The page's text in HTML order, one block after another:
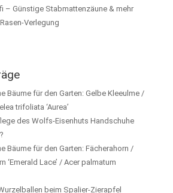
– Günstige Stabmattenzäune & mehr
Verlegung
Bäume für den Garten: Gelbe Kleeulme /
trifoliata ‘Aurea’
des Wolfs-Eisenhuts Handschuhe
Bäume für den Garten: Fächerahorn /
‘Emerald Lace’ / Acer palmatum
beim Spalier-Zierapfel